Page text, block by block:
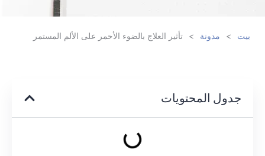
بيت > مدونة > تأثير العلاج بالضوء الأحمر على الألم المستمر
جدول المحتويات